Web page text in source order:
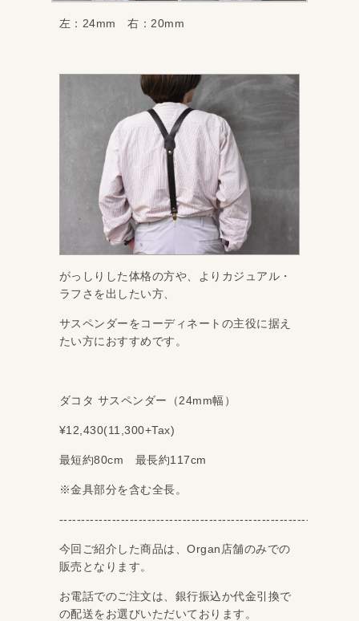
左：24mm 右：20mm
がっしりした体格の方や、よりカジュアル・
ラフさを出したい方、
サスペンダーをコーディネートの主役に据え
たい方におすすめです。
ダコタ サスペンダー（24mm幅）
¥12,430(11,300+Tax)
最短約80cm 最長約117cm
※金具部分を含む全長。
今回ご紹介した商品は、Organ店舗のみでの
販売となります。
お電話でのご注文は、銀行振込か代金引換で
の配送をお選びいただいております。